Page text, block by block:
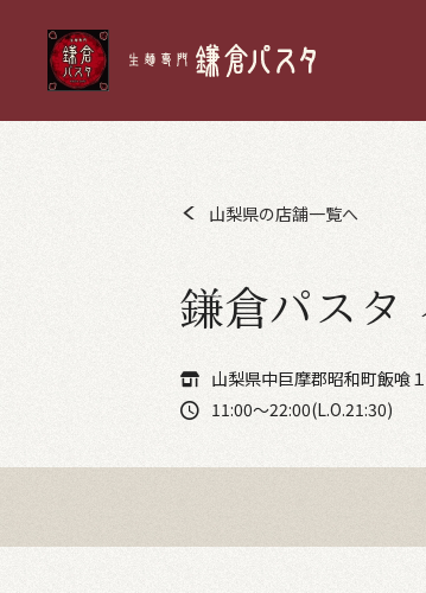
山梨県の店舗一覧へ
鎌倉パスタ
山梨県中巨摩郡昭和町飯喰
11:00～22:00(L.O.21:30)